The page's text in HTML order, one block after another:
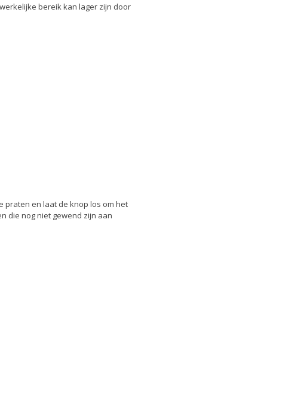
bereik kan lager zijn door
praten en laat de knop los om het
die nog niet gewend zijn aan